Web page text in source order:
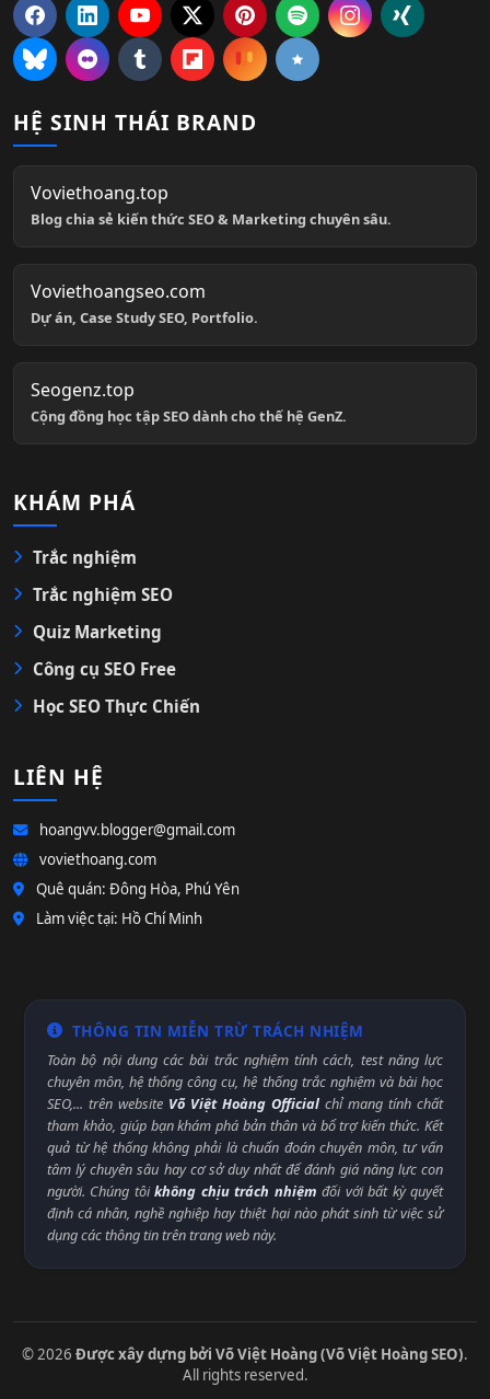
HỆ SINH THÁI BRAND
Voviethoang.top
Blog chia sẻ kiến thức SEO & Marketing chuyên sâu.
Voviethoangseo.com
Dự án, Case Study SEO, Portfolio.
Seogenz.top
Cộng đồng học tập SEO dành cho thế hệ GenZ.
KHÁM PHÁ
Trắc nghiệm
Trắc nghiệm SEO
Quiz Marketing
Công cụ SEO Free
Học SEO Thực Chiến
LIÊN HỆ
hoangvv.blogger@gmail.com
voviethoang.com
Quê quán: Đông Hòa, Phú Yên
Làm việc tại: Hồ Chí Minh
THÔNG TIN MIỄN TRỪ TRÁCH NHIỆM
Toàn bộ nội dung các bài trắc nghiệm tính cách, test năng lực
chuyên môn, hệ thống công cụ, hệ thống trắc nghiệm và bài học
SEO,... trên website Võ Việt Hoàng Official chỉ mang tính chất
tham khảo, giúp bạn khám phá bản thân và bổ trợ kiến thức. Kết
quả từ hệ thống không phải là chuẩn đoán chuyên môn, tư vấn
tâm lý chuyên sâu hay cơ sở duy nhất để đánh giá năng lực con
người. Chúng tôikhông chịu trách nhiệm đối với bất kỳ quyết
định cá nhân, nghề nghiệp hay thiệt hại nào phát sinh từ việc sử
dụng các thông tin trên trang web này.
© 2026 Được xây dựng bởi Võ Việt Hoàng (Võ Việt Hoàng SEO).
All rights reserved.